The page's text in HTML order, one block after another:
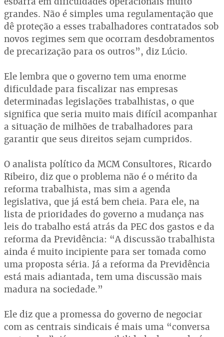
grandes. Não é simples uma regulamentação que
dê proteção a esses trabalhadores contratados sob
novos regimes sem que ocorram desdobramentos
de precarização para os outros”, diz Lúcio.
Ele lembra que o governo tem uma enorme
dificuldade para fiscalizar nas empresas
determinadas legislações trabalhistas, o que
significa que seria muito mais difícil acompanhar
a situação de milhões de trabalhadores para
garantir que seus direitos sejam cumpridos.
O analista político da MCM Consultores, Ricardo
Ribeiro, diz que o problema não é o mérito da
reforma trabalhista, mas sim a agenda
legislativa, que já está bem cheia. Para ele, na
lista de prioridades do governo a mudança nas
leis do trabalho está atrás da PEC dos gastos e da
reforma da Previdência: “A discussão trabalhista
ainda é muito incipiente para ser tomada como
uma proposta séria. Já a reforma da Previdência
está mais adiantada, tem uma discussão mais
madura na sociedade.”
Ele diz que a promessa do governo de negociar
com as centrais sindicais é mais uma “conversa